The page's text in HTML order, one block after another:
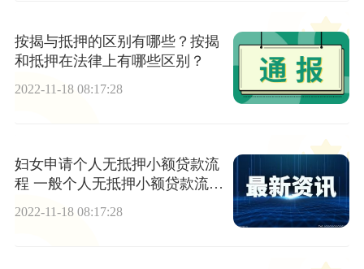
按揭与抵押的区别有哪些？按揭
和抵押在法律上有哪些区别？
2022-11-18 08:17:28
妇女申请个人无抵押小额贷款流
程 一般个人无抵押小额贷款流程
2022-11-18 08:17:28